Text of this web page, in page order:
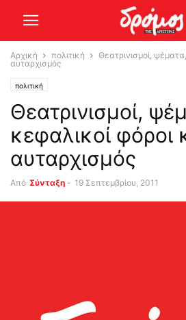
Αρχική πολιτική
Θεατρινισμοί,
αυταρχισμός
πολιτική
Θεατρινισμοί,
κεφαλικοί φόροι
αυταρχισμός
Από Σύνταξη - 19 Σεπτεμβρίου, 2011